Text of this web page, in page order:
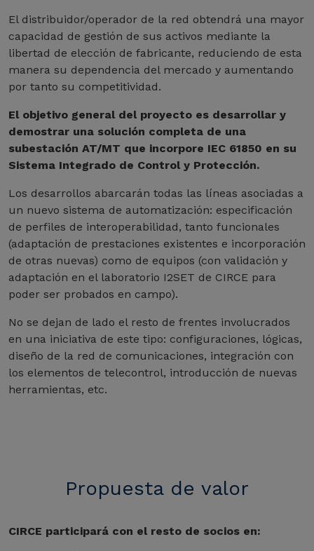
El distribuidor/operador de la red obtendrá una mayor
capacidad de gestión de sus activos mediante la
libertad de elección de fabricante, reduciendo de esta
manera su dependencia del mercado y aumentando
por tanto su competitividad.
El objetivo general del proyecto es desarrollar y
demostrar una solución completa de una
subestación AT/MT que incorpore IEC 61850 en su
Sistema Integrado de Control y Protección.
Los desarrollos abarcarán todas las líneas asociadas a
un nuevo sistema de automatización: especificación
de perfiles de interoperabilidad, tanto funcionales
(adaptación de prestaciones existentes e incorporación
de otras nuevas) como de equipos (con validación y
adaptación en el laboratorio I2SET de CIRCE para
poder ser probados en campo).
No se dejan de lado el resto de frentes involucrados
en una iniciativa de este tipo: configuraciones, lógicas,
diseño de la red de comunicaciones, integración con
los elementos de telecontrol, introducción de nuevas
herramientas, etc.
Propuesta de valor
CIRCE participará con el resto de socios en: